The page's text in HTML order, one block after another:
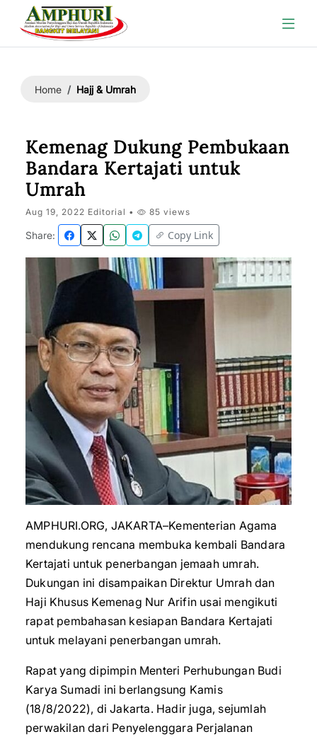
Home Hajj & Umrah
Kemenag Dukung Pembukaan
Bandara Kertajati untuk
Umrah
Aug 19, 2022 Editorial • 85 views
Share: Copy Link
AMPHURI.ORG, JAKARTA–Kementerian Agama
mendukung rencana membuka kembali Bandara
Kertajati untuk penerbangan jemaah umrah.
Dukungan ini disampaikan Direktur Umrah dan
Haji Khusus Kemenag Nur Arifin usai mengikuti
rapat pembahasan kesiapan Bandara Kertajati
untuk melayani penerbangan umrah.
Rapat yang dipimpin Menteri Perhubungan Budi
Karya Sumadi ini berlangsung Kamis
(18/8/2022), di Jakarta. Hadir juga, sejumlah
perwakilan dari Penyelenggara Perjalanan